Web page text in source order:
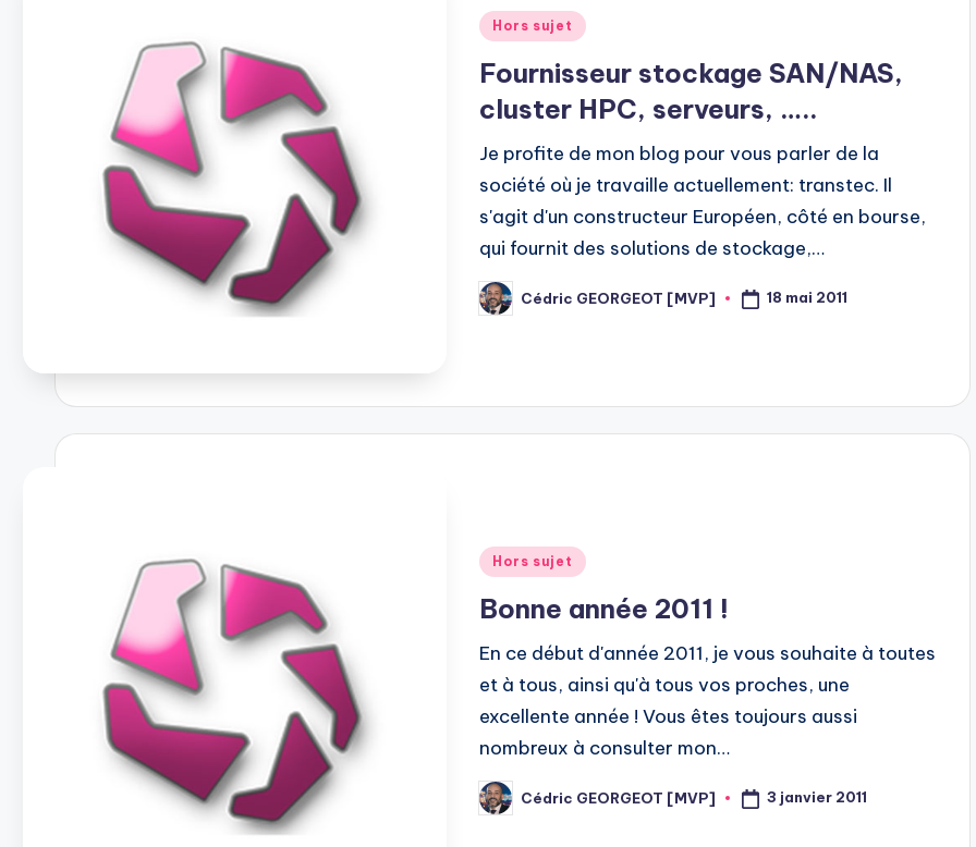
Posted
Hors sujet
Fournisseur stockage SAN/NAS,
cluster HPC, serveurs, …..
Je profite de mon blog pour vous parler de la
société où je travaille actuellement: transtec. Il
s'agit d'un constructeur Européen, côté en bourse,
qui fournit des solutions de stockage,…
Posted
by
Cédric GEORGEOT [MVP] 18 mai 2011
Posted
Hors sujet
Bonne année 2011 !
En ce début d'année 2011, je vous souhaite à toutes
et à tous, ainsi qu'à tous vos proches, une
excellente année ! Vous êtes toujours aussi
nombreux à consulter mon…
Posted
by
Cédric GEORGEOT [MVP] 3 janvier 2011